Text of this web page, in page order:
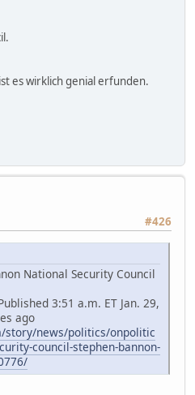
es wirklich genial erfunden.
#426
National Security Council
3:51 a.m. ET Jan. 29,
ago
story/news/politics/onpolitic
council-stephen-bannon-